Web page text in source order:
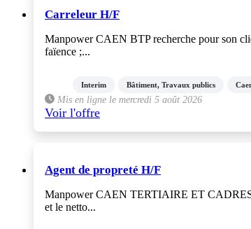
Carreleur H/F
Manpower CAEN BTP recherche pour son
faïence ;...
Interim Bâtiment, Travaux publics
Mis en ligne le mercredi 5 août 2026
Voir l'offre
Agent de propreté H/F
Manpower CAEN TERTIAIRE ET CADRES
et le netto...